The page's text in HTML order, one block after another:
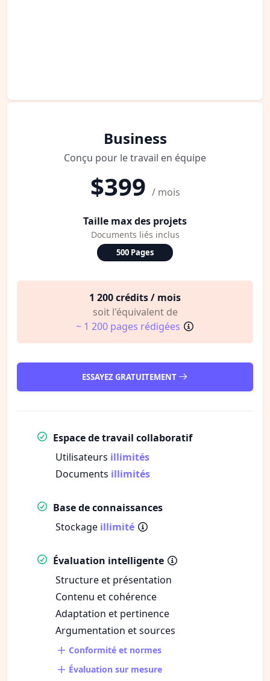
Business
Conçu pour le travail en équipe
$399 / mois
Taille max des projets
Documents liés inclus
500 Pages
1 200 crédits / mois
soit l'équivalent de
~ 1 200 pages rédigées
ESSAYEZ GRATUITEMENT
Espace de travail collaboratif
Utilisateurs illimités
Documents illimités
Base de connaissances
Stockage illimité
Évaluation intelligente
Structure et présentation
Contenu et cohérence
Adaptation et pertinence
Argumentation et sources
Conformité et normes
Évaluation sur mesure